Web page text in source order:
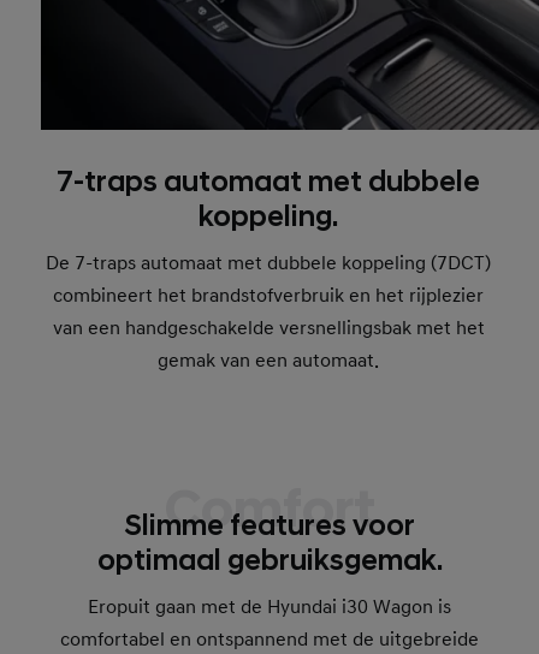
7-traps automaat met dubbele
koppeling.
De 7-traps automaat met dubbele koppeling (7DCT)
combineert het brandstofverbruik en het rijplezier
van een handgeschakelde versnellingsbak met het
gemak van een automaat.
Comfort
Slimme features voor
optimaal gebruiksgemak.
Eropuit gaan met de Hyundai i30 Wagon is
comfortabel en ontspannend met de uitgebreide